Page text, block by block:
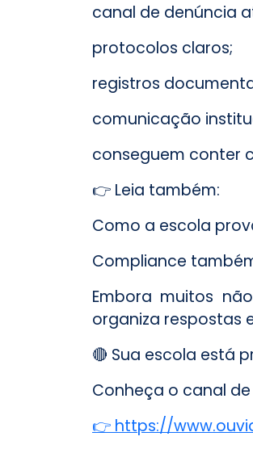
canal de denúncia
protocolos claros;
registros
comunicação
conseguem conter
👉 Leia também:
Como a escola
Compliance
Embora muitos
organiza respostas
🔴 Sua escola está
Conheça o canal
👉 https://